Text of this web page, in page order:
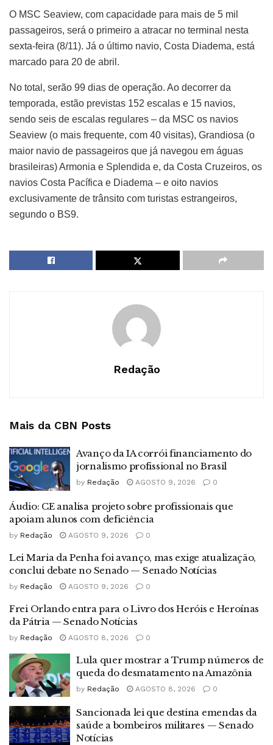
O MSC Seaview, com capacidade para mais de 5 mil
passageiros, será o primeiro a atracar no terminal nesta
sexta-feira (8/11). Já o último navio, Costa Diadema, está
marcado para 20 de abril.
No total, serão 99 dias de operação. Ao decorrer da
temporada, estão previstas 152 escalas e 15 navios,
sendo seis de escalas regulares – da MSC os navios
Seaview (o mais frequente, com 40 visitas), Grandiosa (o
maior navio de passageiros que já navegou em águas
brasileiras) Armonia e Splendida e, da Costa Cruzeiros, os
navios Costa Pacífica e Diadema – e oito navios
exclusivamente de trânsito com turistas estrangeiros,
segundo o BS9.
Redação
Mais da CBN Posts
Avanço da IA corrói financiamento do
jornalismo profissional no Brasil
by Redação AGOSTO 9, 2026 0
Áudio: CE analisa projeto sobre profissionais que
apoiam alunos com deficiência
by Redação AGOSTO 9, 2026 0
Lei Maria da Penha foi avanço, mas exige atualização,
conclui debate no Senado — Senado Notícias
by Redação AGOSTO 9, 2026 0
Frei Orlando entra para o Livro dos Heróis e Heroínas
da Pátria — Senado Notícias
by Redação AGOSTO 8, 2026 0
Lula quer mostrar a Trump números de
queda do desmatamento na Amazônia
by Redação AGOSTO 8, 2026 0
Sancionada lei que destina emendas da
saúde a bombeiros militares — Senado
Notícias